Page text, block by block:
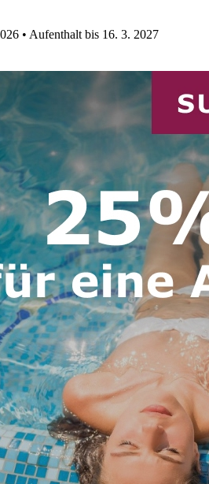
• Aufenthalt bis 16. 3. 2027